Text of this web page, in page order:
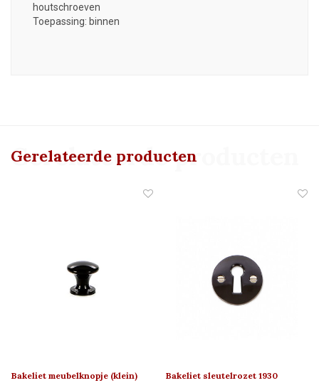
houtschroeven
Toepassing: binnen
Gerelateerde producten
Gerelateerde producten
Bakeliet meubelknopje (klein)
Bakeliet sleutelrozet 1930